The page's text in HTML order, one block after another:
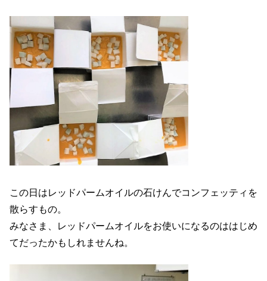
この日はレッドパームオイルの石けんでコンフェッティを
散らすもの。
みなさま、レッドパームオイルをお使いになるのははじめ
てだったかもしれませんね。